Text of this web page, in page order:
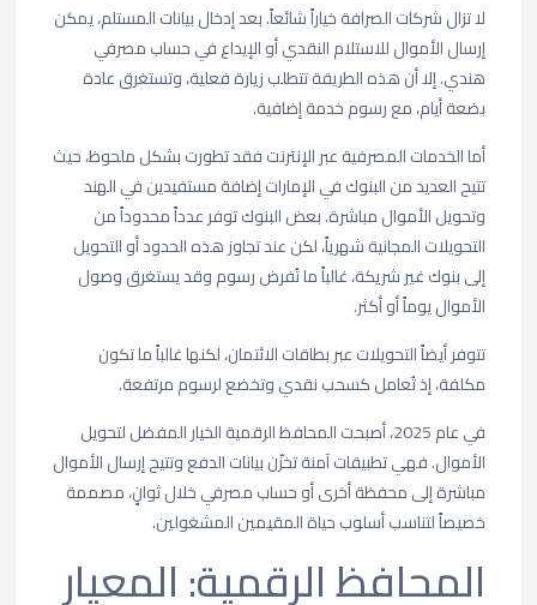
لا تزال شركات الصرافة خياراً شائعاً. بعد إدخال بيانات المستلم، يمكن
إرسال الأموال للاستلام النقدي أو الإيداع في حساب مصرفي
هندي. إلا أن هذه الطريقة تتطلب زيارة فعلية، وتستغرق عادة
بضعة أيام، مع رسوم خدمة إضافية.
أما الخدمات المصرفية عبر الإنترنت فقد تطورت بشكل ملحوظ، حيث
تتيح العديد من البنوك في الإمارات إضافة مستفيدين في الهند
وتحويل الأموال مباشرة. بعض البنوك توفر عدداً محدوداً من
التحويلات المجانية شهرياً، لكن عند تجاوز هذه الحدود أو التحويل
إلى بنوك غير شريكة، غالباً ما تُفرض رسوم وقد يستغرق وصول
الأموال يوماً أو أكثر.
تتوفر أيضاً التحويلات عبر بطاقات الائتمان، لكنها غالباً ما تكون
مكلفة، إذ تُعامل كسحب نقدي وتخضع لرسوم مرتفعة.
في عام 2025، أصبحت المحافظ الرقمية الخيار المفضل لتحويل
الأموال. فهي تطبيقات آمنة تخزّن بيانات الدفع وتتيح إرسال الأموال
مباشرة إلى محفظة أخرى أو حساب مصرفي خلال ثوانٍ، مصممة
خصيصاً لتناسب أسلوب حياة المقيمين المشغولين.
المحافظ الرقمية: المعيار